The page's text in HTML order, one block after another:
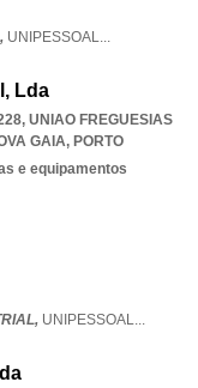
UNIPESSOAL...
Lda
, UNIAO FREGUESIAS
GAIA, PORTO
e equipamentos
UNIPESSOAL...